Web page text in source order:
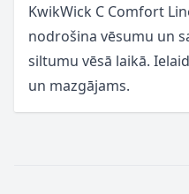
KwikWick C Comfort
nodrošina vēsumu un
siltumu vēsā laikā.
un mazgājams.